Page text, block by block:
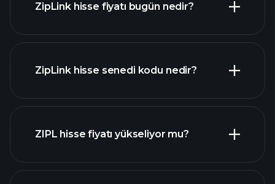
ZipLink hisse fiyatı bugün nedir?
ZipLink hisse senedi kodu nedir?
ZIPL hisse fiyatı yükseliyor mu?